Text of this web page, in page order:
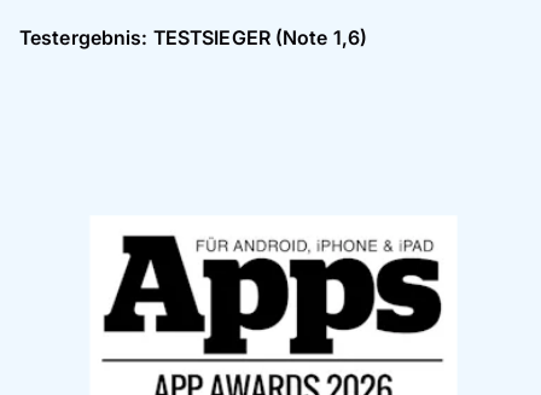
Testergebnis: TESTSIEGER (Note 1,6)